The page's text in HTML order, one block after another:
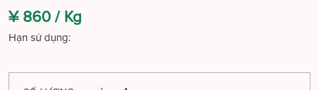
¥ 860 / Kg
Hạn sử dụng: